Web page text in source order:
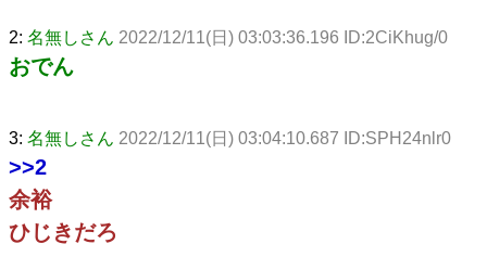
2: 名無しさん 2022/12/11(日) 03:03:36.196 ID:2CiKhug/0
おでん
3: 名無しさん 2022/12/11(日) 03:04:10.687 ID:SPH24nlr0
>>2
余裕
ひじきだろ